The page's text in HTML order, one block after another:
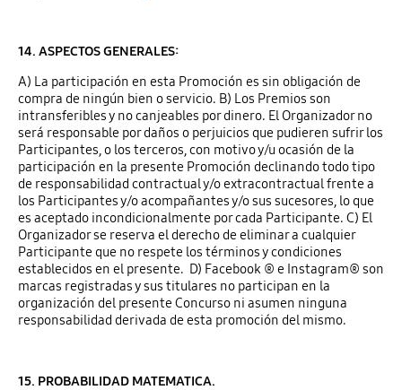
14. ASPECTOS GENERALES:
A) La participación en esta Promoción es sin obligación de
compra de ningún bien o servicio. B) Los Premios son
intransferibles y no canjeables por dinero. El Organizador no
será responsable por daños o perjuicios que pudieren sufrir los
Participantes, o los terceros, con motivo y/u ocasión de la
participación en la presente Promoción declinando todo tipo
de responsabilidad contractual y/o extracontractual frente a
los Participantes y/o acompañantes y/o sus sucesores, lo que
es aceptado incondicionalmente por cada Participante. C) El
Organizador se reserva el derecho de eliminar a cualquier
Participante que no respete los términos y condiciones
establecidos en el presente. D) Facebook ® e Instagram® son
marcas registradas y sus titulares no participan en la
organización del presente Concurso ni asumen ninguna
responsabilidad derivada de esta promoción del mismo.
15. PROBABILIDAD MATEMATICA.